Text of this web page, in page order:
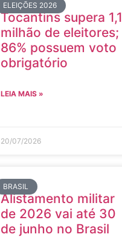
ELEIÇÕES 2026
Tocantins supera 1,1
milhão de eleitores;
86% possuem voto
obrigatório
LEIA MAIS »
20/07/2026
BRASIL
Alistamento militar
de 2026 vai até 30
de junho no Brasil